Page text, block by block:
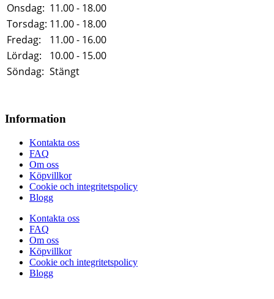
Onsdag: 11.00 - 18.00
Torsdag: 11.00 - 18.00
Fredag:
11.00 - 16.00
Lördag:
10.00 - 15.00
Söndag: Stängt
Information
Kontakta oss
FAQ
Om oss
Köpvillkor
Cookie och integritetspolicy
Blogg
Kontakta oss
FAQ
Om oss
Köpvillkor
Cookie och integritetspolicy
Blogg